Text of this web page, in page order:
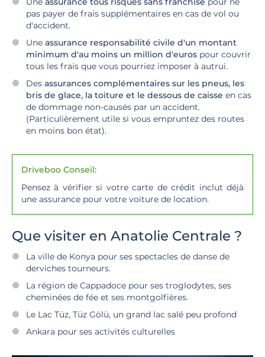
pas payer de frais supplémentaires en cas de vol ou
d'accident.
Une assurance responsabilité civile d'un montant
minimum d'au moins un million d'euros pour couvrir
tous les frais que vous pourriez imposer à autrui.
Des assurances complémentaires sur les pneus, les
bris de glace, la toiture et le dessous de caisse en cas
de dommage non-causés par un accident.
(Particulièrement utile si vous empruntez des routes
en moins bon état).
Driveboo Conseil:
Pensez à vérifier si votre carte de crédit inclut déjà
une assurance pour votre voiture de location.
Que visiter en Anatolie Centrale ?
La ville de Konya pour ses spectacles de danse de
derviches tourneurs.
La région de Cappadoce pour ses troglodytes, ses
cheminées de fée et ses montgolfières.
Le Lac Tüz, Tüz Gölü, un grand lac salé peu profond
Ankara pour ses activités culturelles